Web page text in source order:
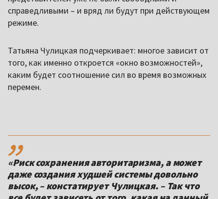
справедливыми – и вряд ли будут при действующем
режиме.
Татьяна Чулицкая подчеркивает: многое зависит от
того, как именно откроется «окно возможностей»,
каким будет соотношение сил во время возможных
перемен.
,,
«Риск сохранения авторитаризма, а может
даже создания худшей системы довольно
высок, – констатирует Чулицкая. – Так что